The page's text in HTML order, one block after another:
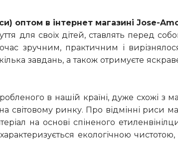
оптом в інтернет магазині Jose-
для своїх дітей, ставлять перед
зручним, практичним і
завдань, а також отримуєте
в нашій країні, дуже схожі з
світовому ринку. Про відмінні риси
на основі спіненого
екологічною чистотою,